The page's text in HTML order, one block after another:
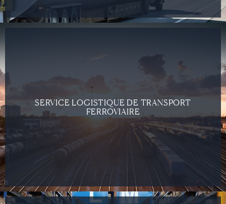
SERVICE LOGISTIQUE DE TRANSPORT
FERROVIAIRE